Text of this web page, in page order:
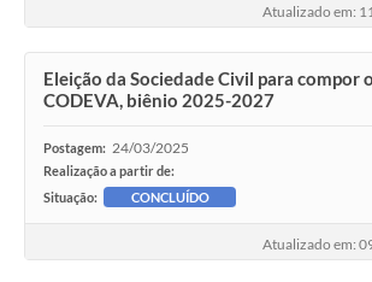
Atualizado em:
Eleição da Sociedade Civil para compor o
CODEVA, biênio 2025-2027
Postagem: 24/03/2025
Realização a partir de:
Situação:
CONCLUÍDO
Atualizado em: